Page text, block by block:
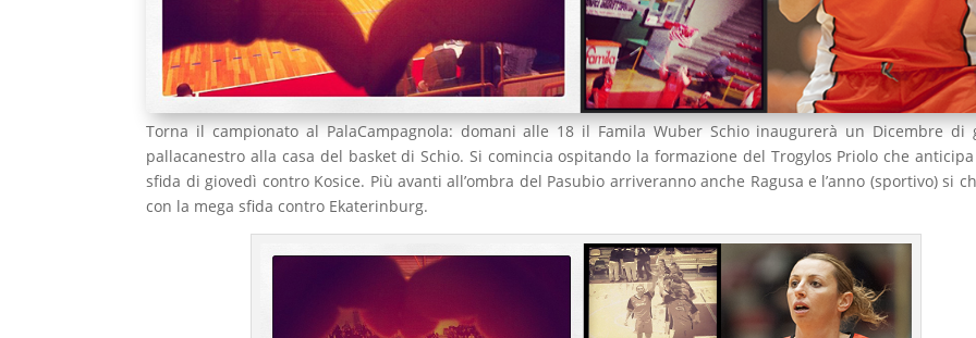
Torna il campionato al PalaCampagnola: domani alle 18 il Famila Wuber Schio inaugurerà un Dicembre di
pallacanestro alla casa del basket di Schio. Si comincia ospitando la formazione del Trogylos Priolo che anticipa
sfida di giovedì contro Kosice. Più avanti all’ombra del Pasubio arriveranno anche Ragusa e l’anno (sportivo) si
con la mega sfida contro Ekaterinburg.